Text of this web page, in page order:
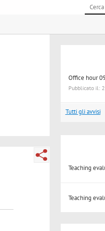
Office hour
Pubblicato il:
Tutti gli avvisi
Teaching
Teaching